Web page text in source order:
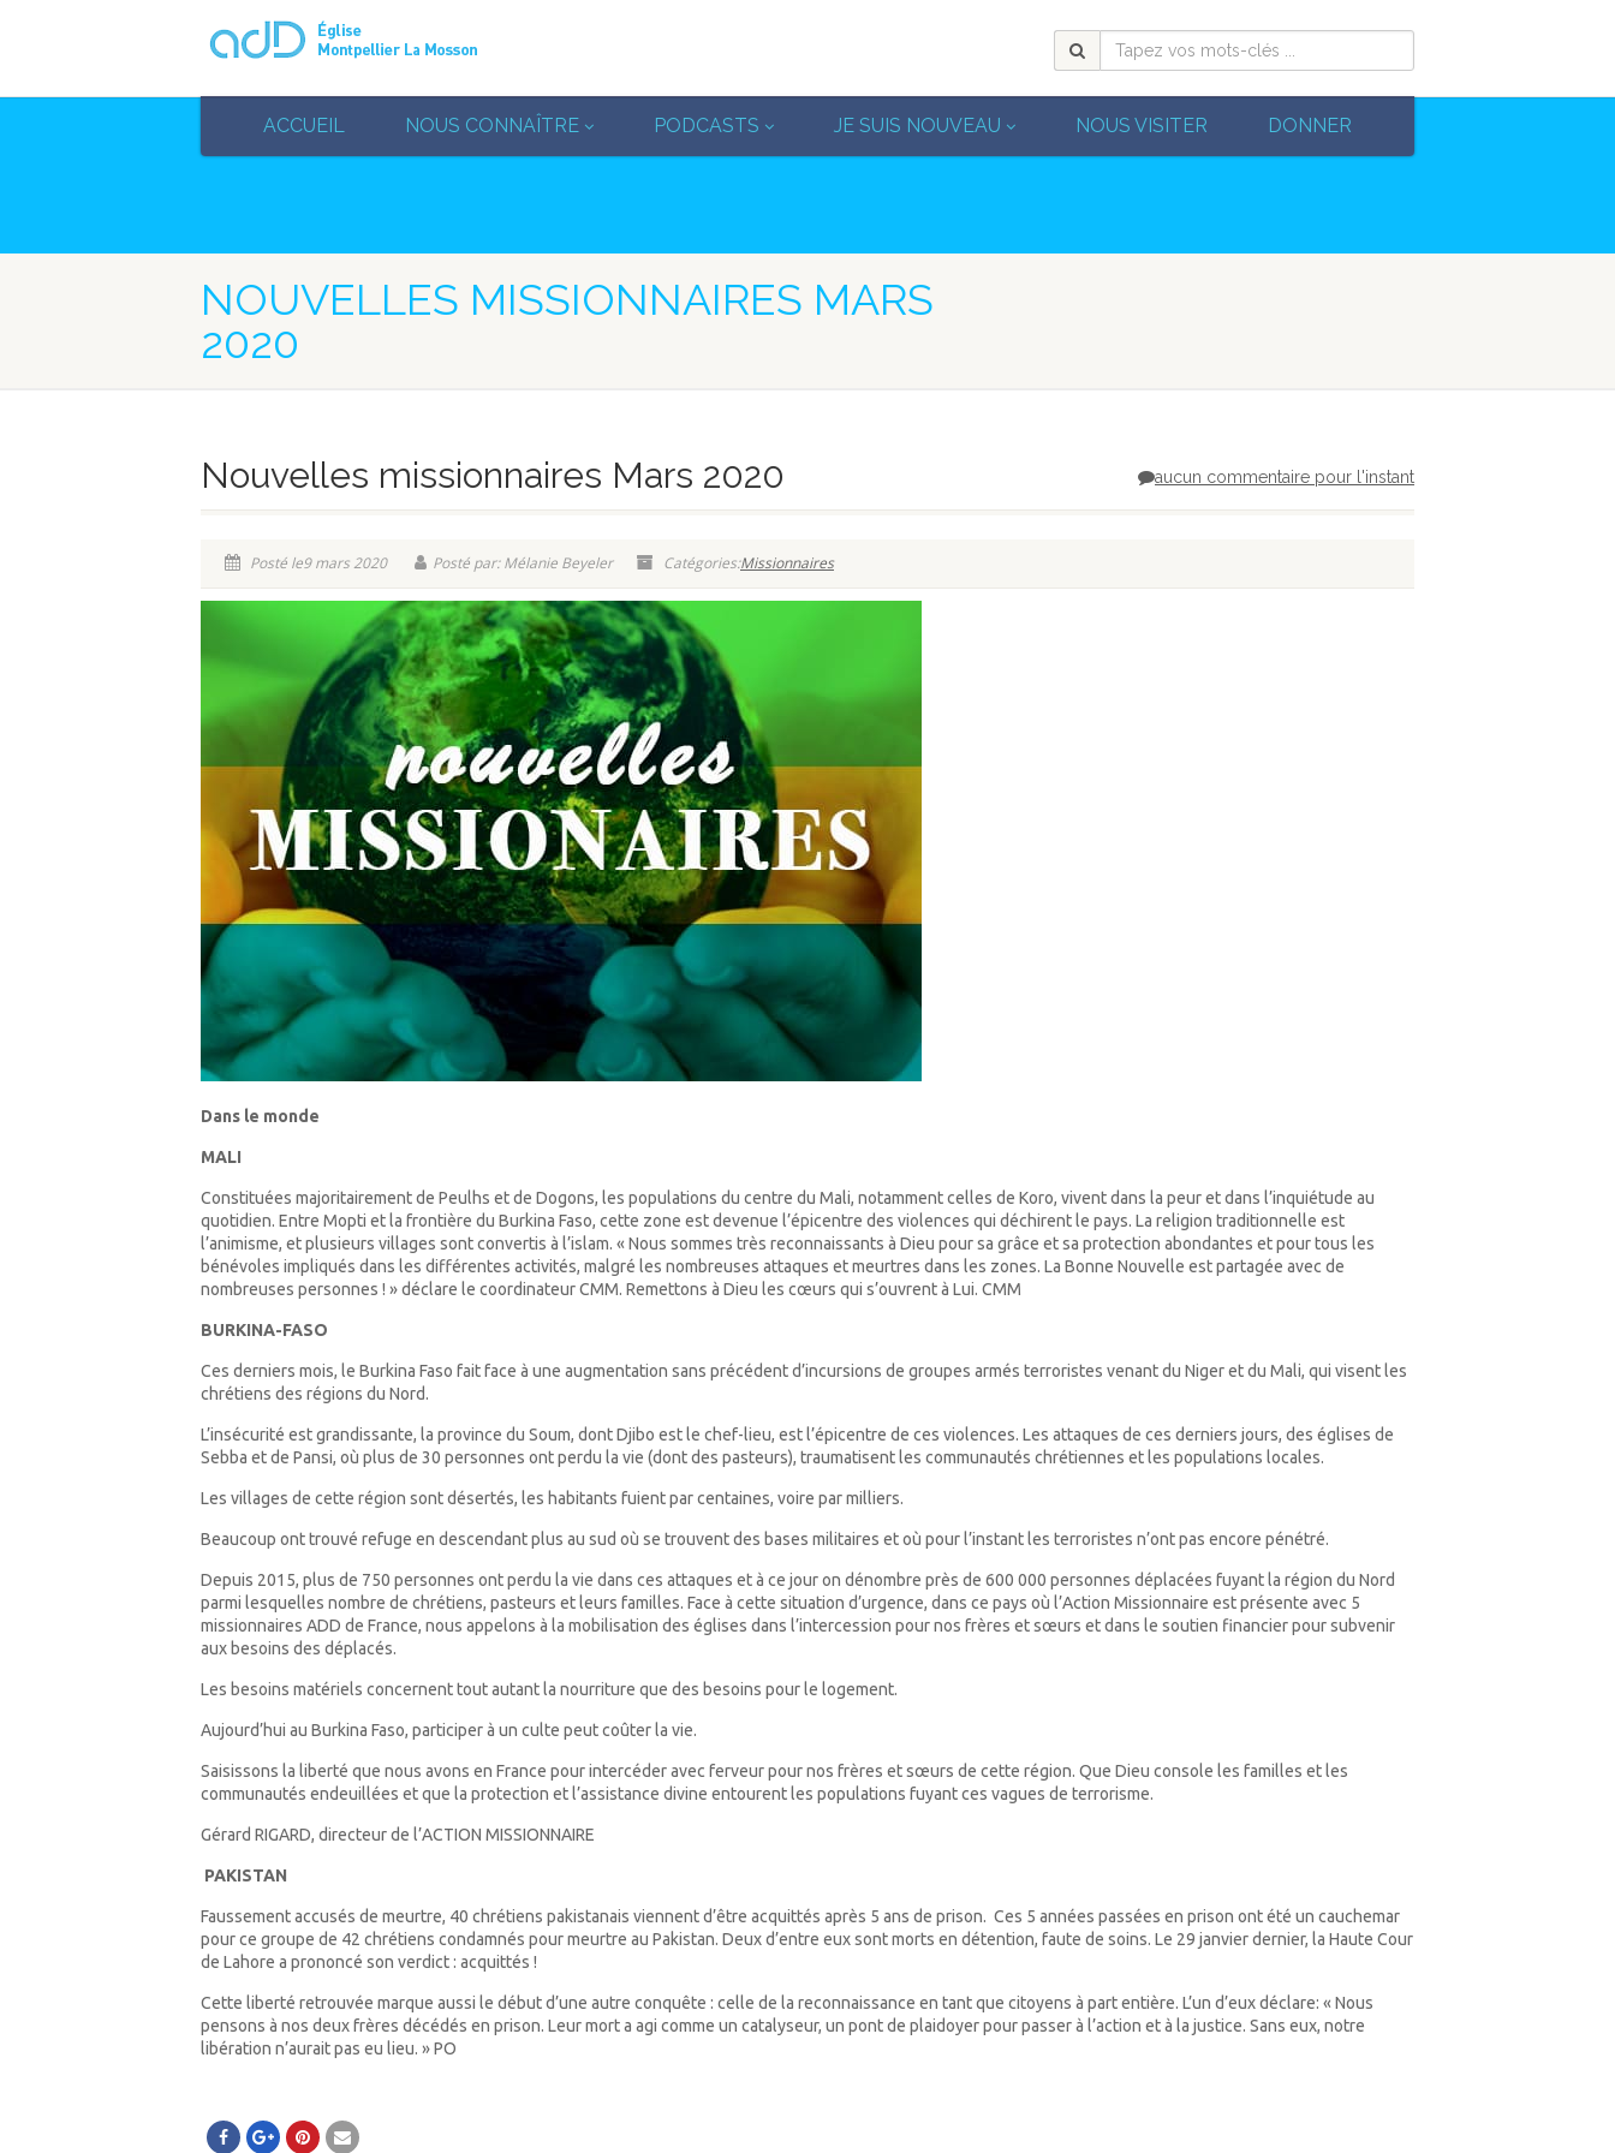
ACCUEIL NOUS CONNAÎTRE PODCASTS JE SUIS NOUVEAU NOUS VISITER DONNER
NOUVELLES MISSIONNAIRES MARS
2020
aucun commentaire pour l'instant
Nouvelles missionnaires Mars 2020
Posté le9 mars 2020 Posté par: Mélanie Beyeler Catégories:Missionnaires
Dans le monde
MALI
Constituées majoritairement de Peulhs et de Dogons, les populations du centre du Mali, notamment celles de Koro, vivent dans la peur et dans l’inquiétude au
quotidien. Entre Mopti et la frontière du Burkina Faso, cette zone est devenue l’épicentre des violences qui déchirent le pays. La religion traditionnelle est
l’animisme, et plusieurs villages sont convertis à l’islam. « Nous sommes très reconnaissants à Dieu pour sa grâce et sa protection abondantes et pour tous les
bénévoles impliqués dans les différentes activités, malgré les nombreuses attaques et meurtres dans les zones. La Bonne Nouvelle est partagée avec de
nombreuses personnes ! » déclare le coordinateur CMM. Remettons à Dieu les cœurs qui s’ouvrent à Lui. CMM
BURKINA-FASO
Ces derniers mois, le Burkina Faso fait face à une augmentation sans précédent d’incursions de groupes armés terroristes venant du Niger et du Mali, qui visent les
chrétiens des régions du Nord.
L’insécurité est grandissante, la province du Soum, dont Djibo est le chef-lieu, est l’épicentre de ces violences. Les attaques de ces derniers jours, des églises de
Sebba et de Pansi, où plus de 30 personnes ont perdu la vie (dont des pasteurs), traumatisent les communautés chrétiennes et les populations locales.
Les villages de cette région sont désertés, les habitants fuient par centaines, voire par milliers.
Beaucoup ont trouvé refuge en descendant plus au sud où se trouvent des bases militaires et où pour l’instant les terroristes n’ont pas encore pénétré.
Depuis 2015, plus de 750 personnes ont perdu la vie dans ces attaques et à ce jour on dénombre près de 600 000 personnes déplacées fuyant la région du Nord
parmi lesquelles nombre de chrétiens, pasteurs et leurs familles. Face à cette situation d’urgence, dans ce pays où l’Action Missionnaire est présente avec 5
missionnaires ADD de France, nous appelons à la mobilisation des églises dans l’intercession pour nos frères et sœurs et dans le soutien financier pour subvenir
aux besoins des déplacés.
Les besoins matériels concernent tout autant la nourriture que des besoins pour le logement.
Aujourd’hui au Burkina Faso, participer à un culte peut coûter la vie.
Saisissons la liberté que nous avons en France pour intercéder avec ferveur pour nos frères et sœurs de cette région. Que Dieu console les familles et les
communautés endeuillées et que la protection et l’assistance divine entourent les populations fuyant ces vagues de terrorisme.
Gérard RIGARD, directeur de l’ACTION MISSIONNAIRE
PAKISTAN
Faussement accusés de meurtre, 40 chrétiens pakistanais viennent d’être acquittés après 5 ans de prison. Ces 5 années passées en prison ont été un cauchemar
pour ce groupe de 42 chrétiens condamnés pour meurtre au Pakistan. Deux d’entre eux sont morts en détention, faute de soins. Le 29 janvier dernier, la Haute Cour
de Lahore a prononcé son verdict : acquittés !
Cette liberté retrouvée marque aussi le début d’une autre conquête : celle de la reconnaissance en tant que citoyens à part entière. L’un d’eux déclare: « Nous
pensons à nos deux frères décédés en prison. Leur mort a agi comme un catalyseur, un pont de plaidoyer pour passer à l’action et à la justice. Sans eux, notre
libération n’aurait pas eu lieu. » PO